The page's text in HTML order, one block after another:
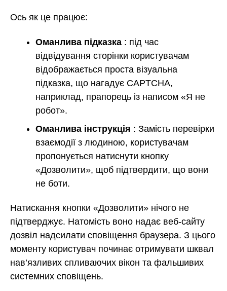
Ось як це працює:
Оманлива підказка : під час
відвідування сторінки користувачам
відображається проста візуальна
підказка, що нагадує CAPTCHA,
наприклад, прапорець із написом «Я не
робот».
Оманлива інструкція : Замість перевірки
взаємодії з людиною, користувачам
пропонується натиснути кнопку
«Дозволити», щоб підтвердити, що вони
не боти.
Натискання кнопки «Дозволити» нічого не
підтверджує. Натомість воно надає веб-сайту
дозвіл надсилати сповіщення браузера. З цього
моменту користувач починає отримувати шквал
нав’язливих спливаючих вікон та фальшивих
системних сповіщень.